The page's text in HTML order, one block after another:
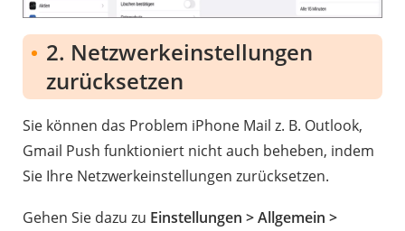
2. Netzwerkeinstellungen
zurücksetzen
Sie können das Problem iPhone Mail z. B. Outlook,
Gmail Push funktioniert nicht auch beheben, indem
Sie Ihre Netzwerkeinstellungen zurücksetzen.
Gehen Sie dazu zu Einstellungen > Allgemein >